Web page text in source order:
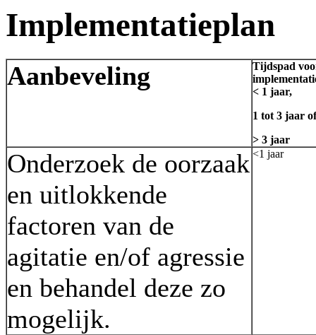
Implementatieplan
Aanbeveling
Tijdspad
< 1 jaar,
1 tot 3 jaar of
> 3 jaar
Onderzoek de oorzaak
en uitlokkende
factoren van de
agitatie en/of agressie
en behandel deze zo
mogelijk.
<1 jaar